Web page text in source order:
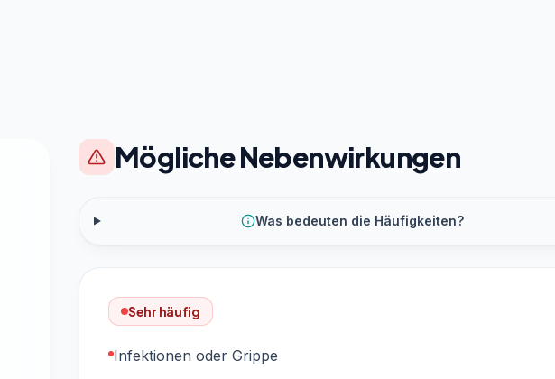
Mögliche Nebenwirkungen
Was bedeuten die Häufigkeiten?
Sehr häufig
Infektionen oder Grippe